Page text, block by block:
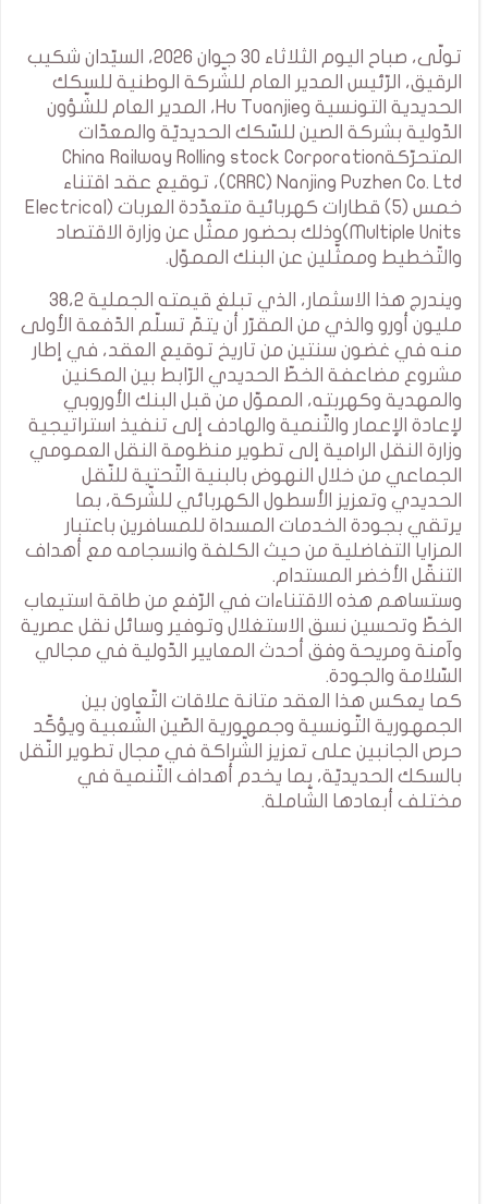
تولّى، صباح اليوم الثلاثاء 30 جوان 2026، السيّدان شكيب
الرقيق، الرّئيس المدير العام للشّركة الوطنية للسكك
الحديدية التونسية وHu Tuanjie، المدير العام للشّؤون
الدّولية بشركة الصين للسّكك الحديديّة والمعدّات
المتحرّكةChina Railway Rolling stock Corporation
(CRRC) Nanjing Puzhen Co. Ltd، توقيع عقد اقتناء
خمس (5) قطارات كهربائية متعدّدة العربات (Electrical
Multiple Units)وذلك بحضور ممثّل عن وزارة الاقتصاد
والتّخطيط وممثّلين عن البنك المموّل.
ويندرج هذا الاسثمار، الذي تبلغ قيمته الجملية 38،2
مليون أورو والذي من المقرّر أن يتمّ تسلّم الدّفعة الأولى
منه في غضون سنتين من تاريخ توقيع العقد، في إطار
مشروع مضاعفة الخطّ الحديدي الرّابط بين المكنين
والمهدية وكهربته، المموّل من قبل البنك الأوروبي
لإعادة الإعمار والتّنمية والهادف إلى تنفيذ استراتيجية
وزارة النقل الرامية إلى تطوير منظومة النقل العمومي
الجماعي من خلال النهوض بالبنية التّحتية للنّقل
الحديدي وتعزيز الأسطول الكهربائي للشّركة، بما
يرتقي بجودة الخدمات المسداة للمسافرين باعتبار
المزايا التفاضلية من حيث الكلفة وانسجامه مع أهداف
التنقّل الأخضر المستدام.
وستساهم هذه الاقتناءات في الرّفع من طاقة استيعاب
الخطّ وتحسين نسق الاستغلال وتوفير وسائل نقل عصرية
وآمنة ومريحة وفق أحدث المعايير الدّولية في مجالي
السّلامة والجودة.
كما يعكس هذا العقد متانة علاقات التّعاون بين
الجمهورية التّونسية وجمهورية الصّين الشّعبية ويؤكّد
حرص الجانبين على تعزيز الشّراكة في مجال تطوير النّقل
بالسكك الحديديّة، بما يخدم أهداف التّنمية في
مختلف أبعادها الشّاملة.